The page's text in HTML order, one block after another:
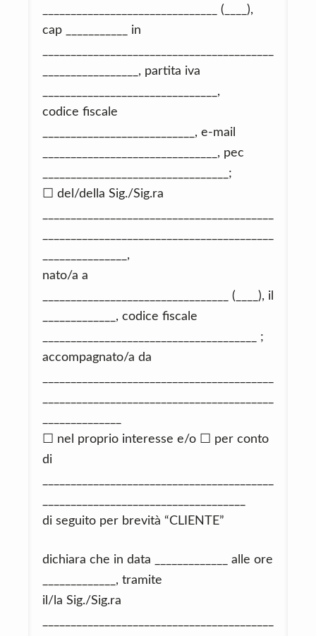
_______________________________ (____),
cap ___________ in
_________________, partita iva
_______________________________,
codice fiscale
___________________________, e-mail
_______________________________, pec
_________________________________;
☐ del/della Sig./Sig.ra
_______________,
nato/a a
_________________________________ (____), il
_____________, codice fiscale
______________________________________ ;
accompagnato/a da
☐ nel proprio interesse e/o ☐ per conto
di
di seguito per brevità “CLIENTE”
dichiara che in data _____________ alle ore
_____________, tramite
il/la Sig./Sig.ra